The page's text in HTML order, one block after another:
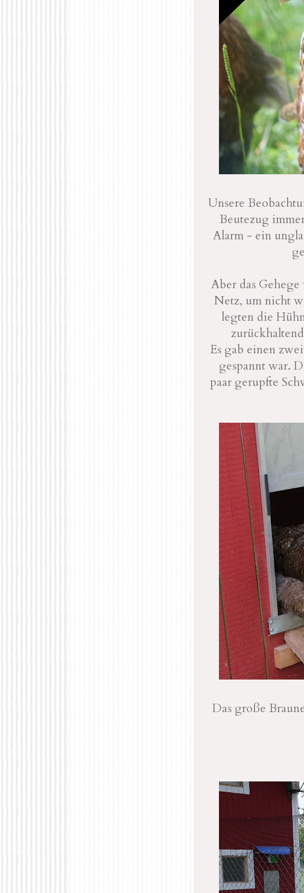
Unsere
Beutezug
Alarm - ein
Aber das
Netz, um nicht
legten die
Es gab einen
gespannt war.
paar gerupfte
Das große